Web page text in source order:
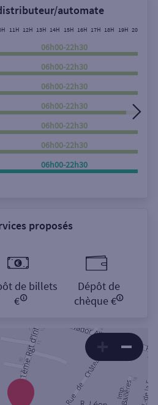
Rechercher
automate
11H 12H 13H 14H 15H 16H 17H 18H 19H 20H
06h00-22h30
06h00-22h30
06h00-22h30
06h00-22h30
06h00-22h30
06h00-22h30
06h00-22h30
proposés
de billets
€
Dépôt de
chèque €